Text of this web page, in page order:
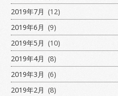
2019年7月 (12)
2019年6月 (9)
2019年5月 (10)
2019年4月 (8)
2019年3月 (6)
2019年2月 (8)